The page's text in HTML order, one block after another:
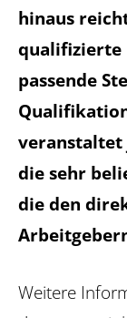
hinaus
qualifizierte
passende
veranstaltet
die sehr
die den
Weitere